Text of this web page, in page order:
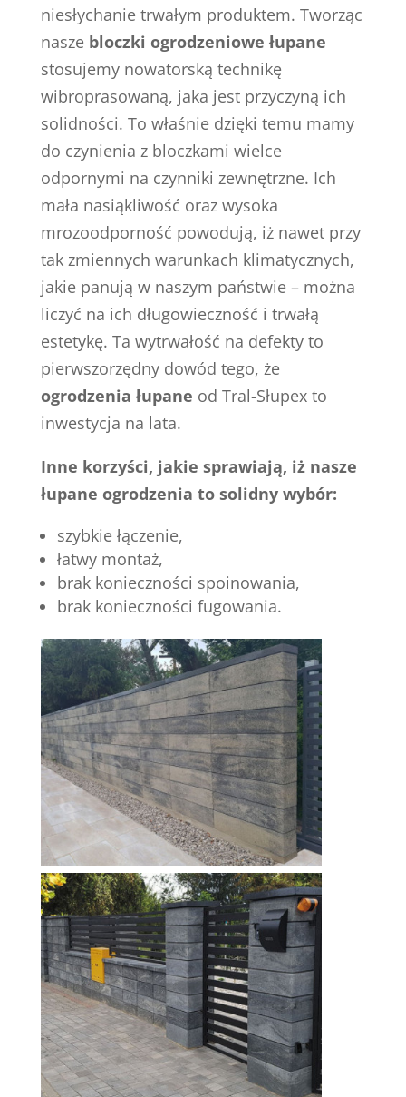
niesłychanie trwałym produktem. Tworząc
nasze bloczki ogrodzeniowe łupane
stosujemy nowatorską technikę
wibroprasowaną, jaka jest przyczyną ich
solidności. To właśnie dzięki temu mamy
do czynienia z bloczkami wielce
odpornymi na czynniki zewnętrzne. Ich
mała nasiąkliwość oraz wysoka
mrozoodporność powodują, iż nawet przy
tak zmiennych warunkach klimatycznych,
jakie panują w naszym państwie – można
liczyć na ich długowieczność i trwałą
estetykę. Ta wytrwałość na defekty to
pierwszorzędny dowód tego, że
ogrodzenia łupane od Tral-Słupex to
inwestycja na lata.
Inne korzyści, jakie sprawiają, iż nasze
łupane ogrodzenia to solidny wybór:
szybkie łączenie,
łatwy montaż,
brak konieczności spoinowania,
brak konieczności fugowania.